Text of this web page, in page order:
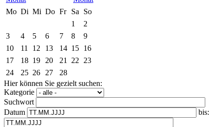
Mo Di Mi Do Fr Sa
So
1
2
3
4 5 6 7 8
9
10
11 12 13 14 15 16
17
18 19 20 21 22
23
24
25 26 27
28
Hier können Sie gezielt suchen:
Kategorie
Suchwort
Datum
bis: